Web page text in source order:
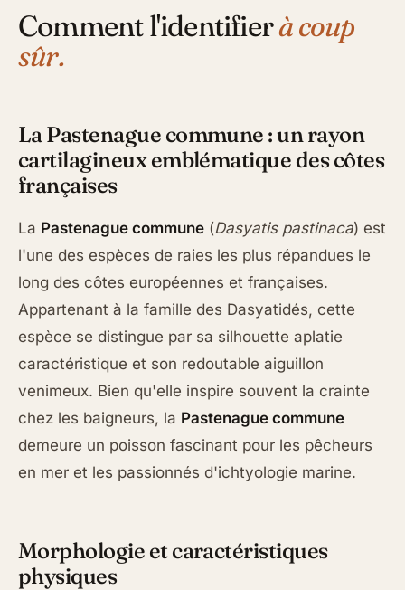
Comment l'identifierà coup
sûr.
La Pastenague commune : un rayon
cartilagineux emblématique des côtes
françaises
La Pastenague commune (Dasyatis pastinaca) est
l'une des espèces de raies les plus répandues le
long des côtes européennes et françaises.
Appartenant à la famille des Dasyatidés, cette
espèce se distingue par sa silhouette aplatie
caractéristique et son redoutable aiguillon
venimeux. Bien qu'elle inspire souvent la crainte
chez les baigneurs, la Pastenague commune
demeure un poisson fascinant pour les pêcheurs
en mer et les passionnés d'ichtyologie marine.
Morphologie et caractéristiques
physiques